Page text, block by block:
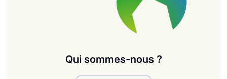
Qui sommes-nous ?